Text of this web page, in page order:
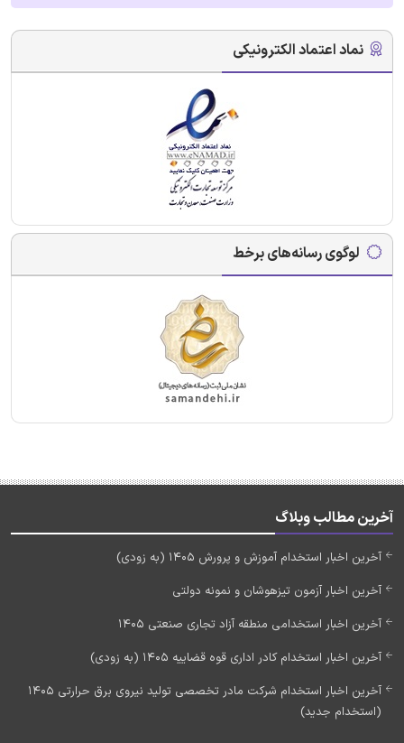
نماد اعتماد الکترونیکی
لوگوی رسانه‌های برخط
آخرین مطالب وبلاگ
آخرین اخبار استخدام آموزش و پرورش 1405 (به زودی)
آخرین اخبار آزمون تیزهوشان و نمونه دولتی
آخرین اخبار استخدامی منطقه آزاد تجاری صنعتی 1405
آخرین اخبار استخدام کادر اداری قوه قضاییه 1405 (به زودی)
آخرین اخبار استخدام شرکت مادر تخصصی تولید نیروی برق حرارتی 1405
(استخدام جدید)